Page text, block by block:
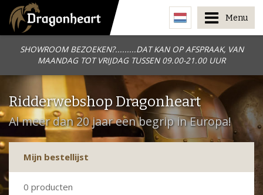
SHOWROOM BEZOEKEN?.........DAT KAN OP AFSPRAAK, VAN
MAANDAG TOT VRIJDAG TUSSEN 09.00-21.00 UUR
Menu
Ridderwebshop Dragonheart
Al meer dan 20 jaar een begrip in Europa!
Mijn bestellijst
0 producten